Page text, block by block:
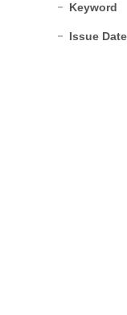
Keyword
Issue Date